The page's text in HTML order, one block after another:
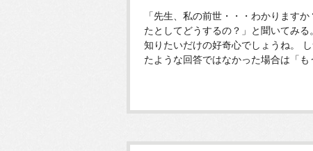
「先生、私の前世・・・わかります
たとしてどうするの？」と聞いてみ
知りたいだけの好奇心でしょうね。
たような回答ではなかった場合は「も